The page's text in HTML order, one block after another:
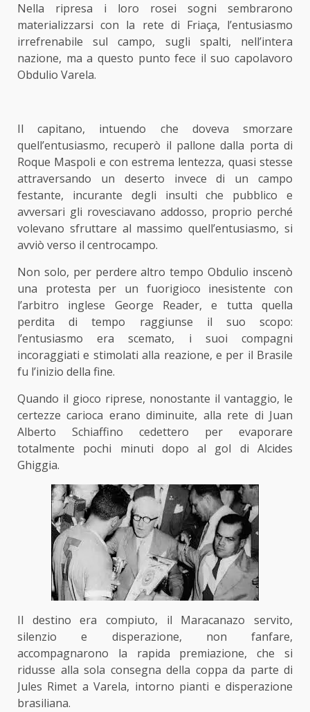
Nella ripresa i loro rosei sogni sembrarono
materializzarsi con la rete di Friaça, l’entusiasmo
irrefrenabile sul campo, sugli spalti, nell’intera
nazione, ma a questo punto fece il suo capolavoro
Obdulio Varela.
Il capitano, intuendo che doveva smorzare
quell’entusiasmo, recuperò il pallone dalla porta di
Roque Maspoli e con estrema lentezza, quasi stesse
attraversando un deserto invece di un campo
festante, incurante degli insulti che pubblico e
avversari gli rovesciavano addosso, proprio perché
volevano sfruttare al massimo quell’entusiasmo, si
avviò verso il centrocampo.
Non solo, per perdere altro tempo Obdulio inscenò
una protesta per un fuorigioco inesistente con
l’arbitro inglese George Reader, e tutta quella
perdita di tempo raggiunse il suo scopo:
l’entusiasmo era scemato, i suoi compagni
incoraggiati e stimolati alla reazione, e per il Brasile
fu l’inizio della fine.
Quando il gioco riprese, nonostante il vantaggio, le
certezze carioca erano diminuite, alla rete di Juan
Alberto Schiaffino cedettero per evaporare
totalmente pochi minuti dopo al gol di Alcides
Ghiggia.
Il destino era compiuto, il Maracanazo servito,
silenzio e disperazione, non fanfare,
accompagnarono la rapida premiazione, che si
ridusse alla sola consegna della coppa da parte di
Jules Rimet a Varela, intorno pianti e disperazione
brasiliana.